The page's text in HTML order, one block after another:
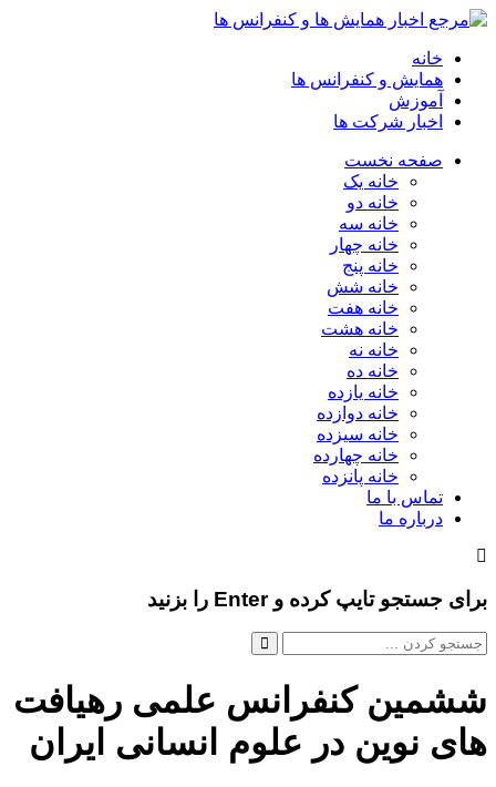
خانه
همایش و کنفرانس ها
آموزش
اخبار شرکت ها
صفحه نخست
خانه یک
خانه دو
خانه سه
خانه چهار
خانه پنج
خانه شش
خانه هفت
خانه هشت
خانه نه
خانه ده
خانه یازده
خانه دوازده
خانه سیزده
خانه چهارده
خانه پانزده
تماس با ما
درباره ما
برای جستجو تایپ کرده و Enter را بزنید
ششمین کنفرانس علمی رهیافت
های نوین در علوم انسانی ایران